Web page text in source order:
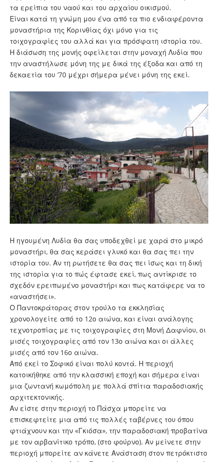
τα ερείπια του ναού και του αρχαίου οικισμού.
Είναι κατά τη γνώμη μου ένα από τα πιο ενδιαφέροντα
μοναστήρια της Κορινθίας όχι μόνο για τις
τοιχογραφίες του αλλά και για πρόσφατη ιστορία του.
Η διάσωση της μονής οφείλεται στην μοναχή Λυδία που
την αναστήλωσε μόνη της με δικά της έξοδα και από τη
δεκαετία του ‘70 μέχρι σήμερα μένει μόνη της εκεί.
Η ηγουμένη Λυδία θα σας υποδεχθεί με χαρά στο μικρό
μοναστήρι, θα σας κεράσει γλυκό και θα σας πει την
ιστορία του. Αν τη ρωτήσετε θα σας πει ίσως και τη δική
της ιστορία για το πώς έφτασε εκεί, πως αντίκρισε το
σχεδόν ερειπωμένο μοναστήρι και πως κατάφερε να το
«αναστήσει».
Ο Παντοκράτορας στον τρούλο τα εκκλησίας
χρονολογείτε από το 12ο αιώνα, και είναι ανάλογης
τεχνοτροπίας με τις τοιχογραφίες στη Μονή Δαφνίου, οι
μισές τοιχογραφίες από τον 13ο αιώνα και οι άλλες
μισές από τον 16ο αιώνα.
Από εκεί το Σοφικό είναι πολύ κοντά. Η περιοχή
κατοικήθηκε από την κλασσική εποχή και σήμερα είναι
μια ζωντανή κωμόπολη με πολλά σπίτια παραδοσιακής
αρχιτεκτονικής.
Αν είστε στην περιοχή το Πάσχα μπορείτε να
επισκεφτείτε μια από τις πολλές ταβέρνες του όπου
φτιάχνουν και την «Γκιόσα», την παραδοσιακή προβατίνα
με τον αρβανίτικο τρόπο, (στο φούρνο). Αν μείνετε στην
περιοχή μπορείτε αν κάνετε Ανάσταση στον πετρόκτιστο